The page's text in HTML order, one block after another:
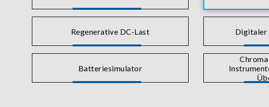
Regenerative DC-Last Digitaler
Batteriesimulator